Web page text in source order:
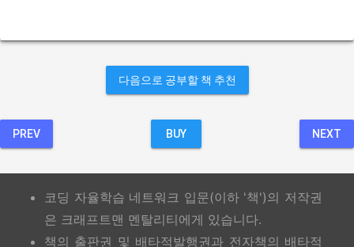
다음으로 공부할 책 추천
PREV BUY NEXT
코딩 자율학습 네트워크 입문(이하 '책')의 저작권
은 크래프트맨 멘탈리티에게 있습니다.
책의 출판권 및 배타적발행권과 전자책의 배타적